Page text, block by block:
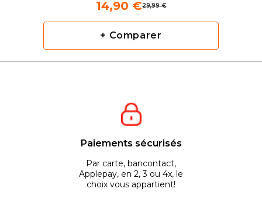
29,99 €
14,90 €
+ Comparer
Paiements sécurisés
Par carte, bancontact,
Applepay, en 2, 3 ou 4x, le
choix vous appartient!